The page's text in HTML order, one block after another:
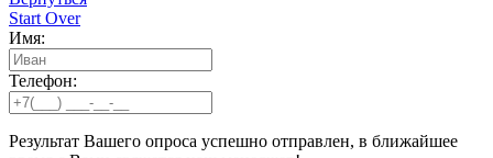
Start Over
Имя:
Телефон:
Результат Вашего опроса успешно отправлен, в ближайшее